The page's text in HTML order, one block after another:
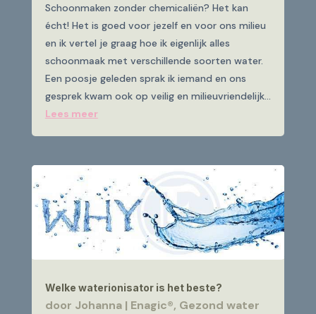
Schoonmaken zonder chemicaliën? Het kan
écht! Het is goed voor jezelf en voor ons milieu
en ik vertel je graag hoe ik eigenlijk alles
schoonmaak met verschillende soorten water.
Een poosje geleden sprak ik iemand en ons
gesprek kwam ook op veilig en milieuvriendelijk...
Lees meer
Welke waterionisator is het beste?
door Johanna| Enagic®, Gezond water